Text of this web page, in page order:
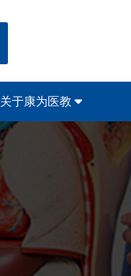
关于康为医教